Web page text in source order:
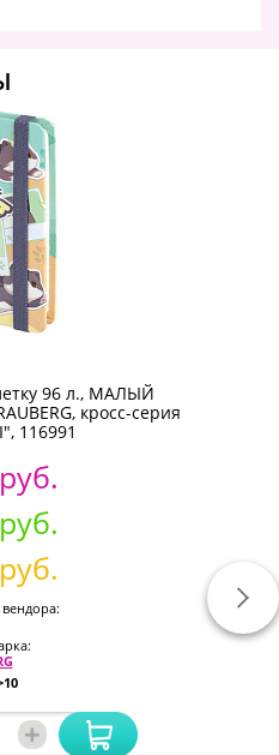
96 л., МАЛЫЙ
кросс-серия
116991
+